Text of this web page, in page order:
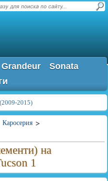
Grandeur
Sonata
(2009-2015)
Каросерия
на
1